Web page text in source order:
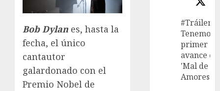
Bob Dylan es, hasta la
fecha, el único
cantautor
galardonado con el
Premio Nobel de
#Tráiler
Tenemos
primer
avance de
'Mal de
Amores'.